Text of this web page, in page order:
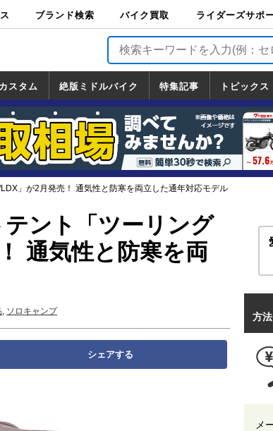
ブランド検索 バイク買取
バイク買取
ライダーズサポ
ライダーズサポー
TOP
バイク輸送
バイクガレージラ
フ
バイク車両保険
ロードサービス
バイク試乗
カスタム
スタム
覧
ンダ
マハ
ズキ
ワサキ
絶版ミドルバイク
絶版ミドルバイク
一覧
ホンダ
ヤマハ
スズキ
カワサキ
特集記事 トピックス
トピックス
一覧
ホンダ
ヤマハ
スズキ
カワサキ
ハーレーダ
ビッドソン
BMW
ドゥカティ
トライアン
フ
道の駅調査隊
ツーリング情報局
日本の道50選
国道めぐり
林道ツーリング
」が2月発売！ 通気性と防寒を両立した通年対応モデル
ント「ツーリング
通気性と防寒を両
, ソロキャンプ
シェアする
方法
メ